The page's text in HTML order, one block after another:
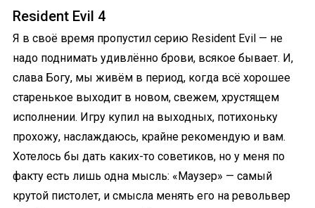
Resident Evil 4
Я в своё время пропустил серию Resident Evil — не
надо поднимать удивлённо брови, всякое бывает. И,
слава Богу, мы живём в период, когда всё хорошее
старенькое выходит в новом, свежем, хрустящем
исполнении. Игру купил на выходных, потихоньку
прохожу, наслаждаюсь, крайне рекомендую и вам.
Хотелось бы дать каких-то советиков, но у меня по
факту есть лишь одна мысль: «Маузер» — самый
крутой пистолет, и смысла менять его на револьвер